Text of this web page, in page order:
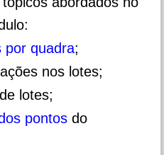
por quadra;
nos lotes;
lotes;
pontos do